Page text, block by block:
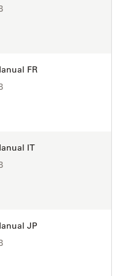
FR
IT
JP